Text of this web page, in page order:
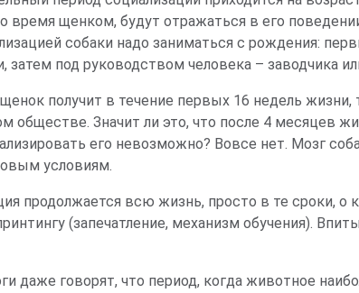
время щенком, будут отражаться в его
собаки надо заниматься с рождения:
затем под руководством человека – заводчика
получит в течение первых 16 недель жизни,
обществе. Значит ли это, что после 4 месяцев
его невозможно? Вовсе нет. Мозг
условиям.
продолжается всю жизнь, просто в те сроки, о
(запечатление, механизм обучения).
даже говорят, что период, когда животное